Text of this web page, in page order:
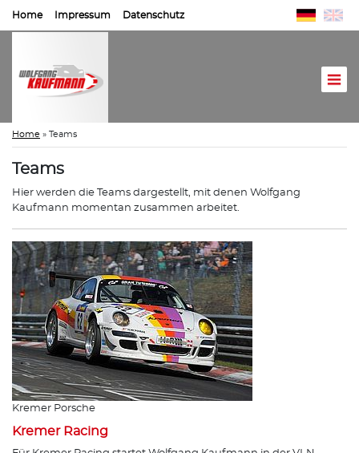
Home Impressum Datenschutz
Home » Teams
Teams
Hier werden die Teams dargestellt, mit denen Wolfgang
Kaufmann momentan zusammen arbeitet.
Kremer Porsche
Kremer Racing